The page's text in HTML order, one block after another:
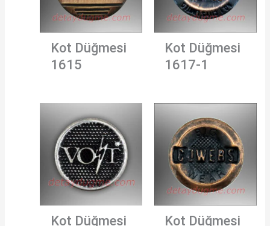
Kot Düğmesi
1615
Kot Düğmesi
1617-1
Kot Düğmesi Kot Düğmesi